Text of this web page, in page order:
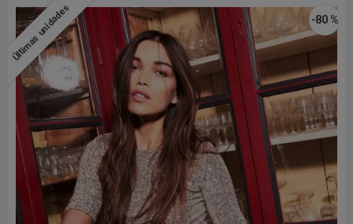
Últimas unidades -80 %